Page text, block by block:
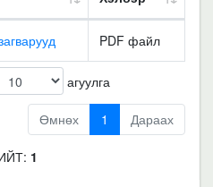
PDF файл
агуулга
Өмнөх 1 Дараах
1